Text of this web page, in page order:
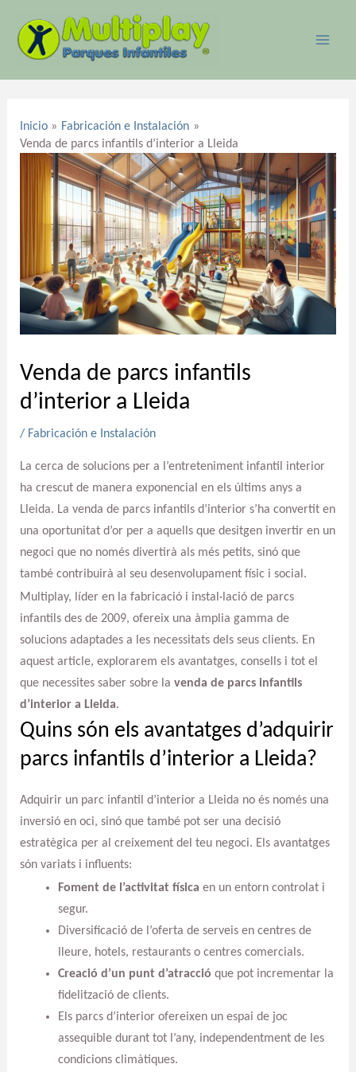
contenido
Inicio
Fabricación e Instalación
Venda de parcs infantils d’interior a Lleida
Venda de parcs infantils
d’interior a Lleida
/ Fabricación e Instalación
La cerca de solucions per a l’entreteniment infantil interior
ha crescut de manera exponencial en els últims anys a
Lleida. La venda de parcs infantils d’interior s’ha convertit en
una oportunitat d’or per a aquells que desitgen invertir en un
negoci que no només divertirà als més petits, sinó que
també contribuirà al seu desenvolupament físic i social.
Multiplay, líder en la fabricació i instal·lació de parcs
infantils des de 2009, ofereix una àmplia gamma de
solucions adaptades a les necessitats dels seus clients. En
aquest article, explorarem els avantatges, consells i tot el
que necessites saber sobre la venda de parcs infantils
d’interior a Lleida.
Quins són els avantatges d’adquirir
parcs infantils d’interior a Lleida?
Adquirir un parc infantil d’interior a Lleida no és només una
inversió en oci, sinó que també pot ser una decisió
estratègica per al creixement del teu negoci. Els avantatges
són variats i influents:
Foment de l’activitat física en un entorn controlat i
segur.
Diversificació de l’oferta de serveis en centres de
lleure, hotels, restaurants o centres comercials.
Creació d’un punt d’atracció que pot incrementar la
fidelització de clients.
Els parcs d’interior ofereixen un espai de joc
assequible durant tot l’any, independentment de les
condicions climàtiques.
entradas